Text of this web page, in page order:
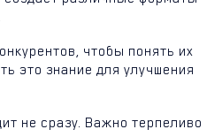
чтобы понять их
это знание для улучшения
не сразу. Важно терпеливо